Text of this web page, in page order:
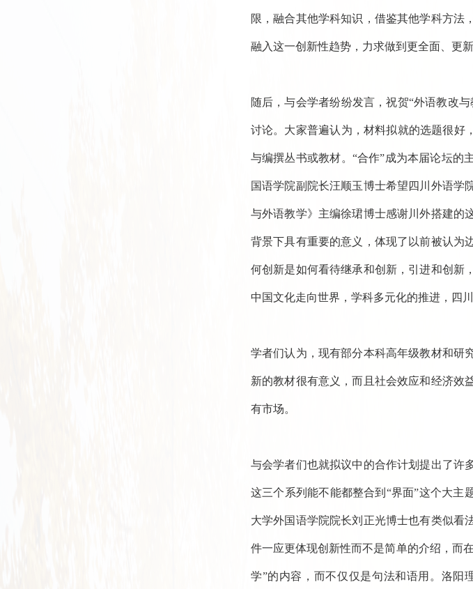
限，融合其他学科知识，借鉴其他学科方法
融入这一创新性趋势，力求做到更全面、更
随后，与会学者纷纷发言，祝贺“外语教改
讨论。大家普遍认为，材料拟就的选题很好
与编撰丛书或教材。“合作”成为本届论坛的
国语学院副院长汪顺玉博士希望四川外语学
与外语教学》主编徐珺博士感谢川外搭建的
背景下具有重要的意义，体现了以前被认为
何创新是如何看待继承和创新，引进和创新
中国文化走向世界，学科多元化的推进，四
学者们认为，现有部分本科高年级教材和研
新的教材很有意义，而且社会效应和经济效
有市场。
与会学者们也就拟议中的合作计划提出了许
这三个系列能不能都整合到“界面”这个大主
大学外国语学院院长刘正光博士也有类似看
件一应更体现创新性而不是简单的介绍，而
学”的内容，而不仅仅是句法和语用。洛阳